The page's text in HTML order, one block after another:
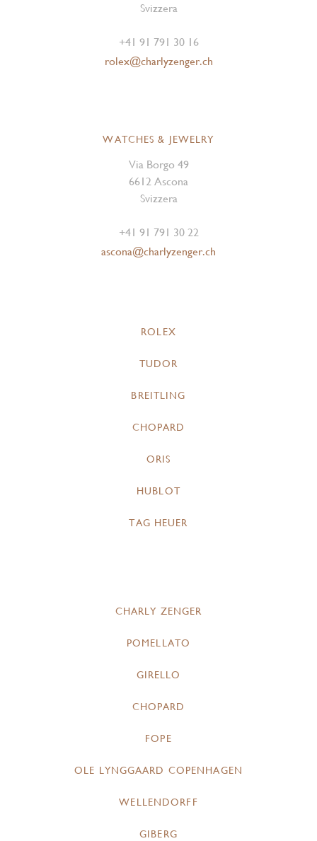
Svizzera
+41 91 791 30 16
rolex@charlyzenger.ch
WATCHES & JEWELRY
Via Borgo 49
6612 Ascona
Svizzera
+41 91 791 30 22
ascona@charlyzenger.ch
ROLEX
TUDOR
BREITLING
CHOPARD
ORIS
HUBLOT
TAG HEUER
CHARLY ZENGER
POMELLATO
GIRELLO
CHOPARD
FOPE
OLE LYNGGAARD COPENHAGEN
WELLENDORFF
GIBERG